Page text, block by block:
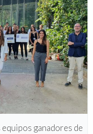
ganadores de